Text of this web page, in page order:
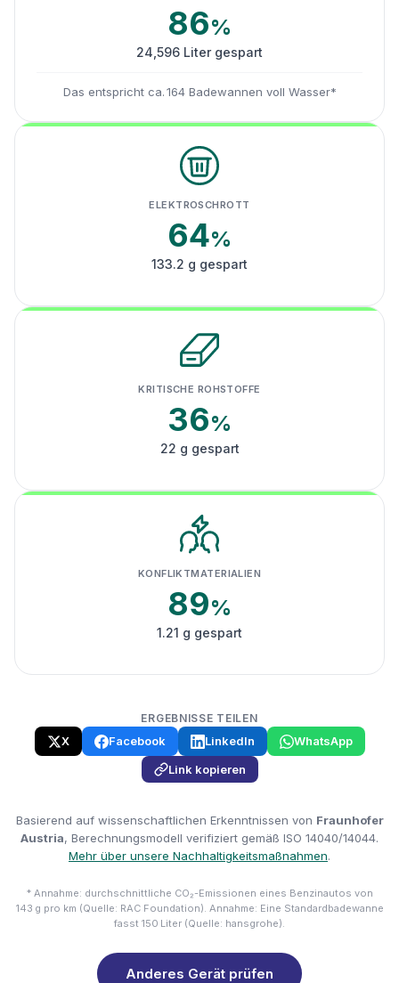
86%
24,596 Liter gespart
Das entspricht ca. 164 Badewannen voll Wasser*
ELEKTROSCHROTT
64%
133.2 g gespart
KRITISCHE ROHSTOFFE
36%
22 g gespart
KONFLIKTMATERIALIEN
89%
1.21 g gespart
ERGEBNISSE TEILEN
X Facebook LinkedIn
WhatsApp
Link kopieren
Basierend auf wissenschaftlichen Erkenntnissen von Fraunhofer
Austria, Berechnungsmodell verifiziert gemäß ISO 14040/14044.
Mehr über unsere Nachhaltigkeitsmaßnahmen.
* Annahme: durchschnittliche CO₂-Emissionen eines Benzinautos von
143 g pro km (Quelle: RAC Foundation). Annahme: Eine Standardbadewanne
fasst 150 Liter (Quelle: hansgrohe).
Anderes Gerät prüfen